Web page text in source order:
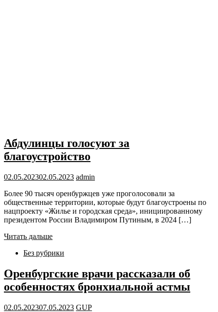
Абдулинцы голосуют за
благоустройство
02.05.202302.05.2023 admin
Более 90 тысяч оренбуржцев уже проголосовали за
общественные территории, которые будут благоустроены по
нацпроекту «Жилье и городская среда», инициированному
президентом России Владимиром Путиным, в 2024 […]
Читать дальше
Без рубрики
Оренбургские врачи рассказали об
особенностях бронхиальной астмы
02.05.202307.05.2023 GUP